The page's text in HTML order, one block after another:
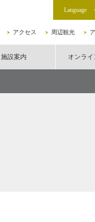
アクセス 周辺観光
施設案内 オンラ
Language